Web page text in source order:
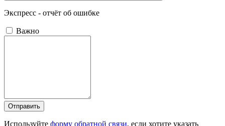
Экспресс - отчёт об ошибке
Важно
Отправить
Используйте форму обратной связи, если хотите указать